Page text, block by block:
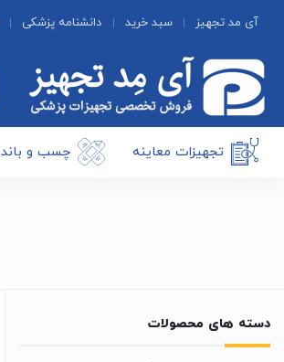
آی مد تجهیز سبد خرید دانشنامه پزشکی
تجهیزات معاینه چسب و باند
دسته های محصولات